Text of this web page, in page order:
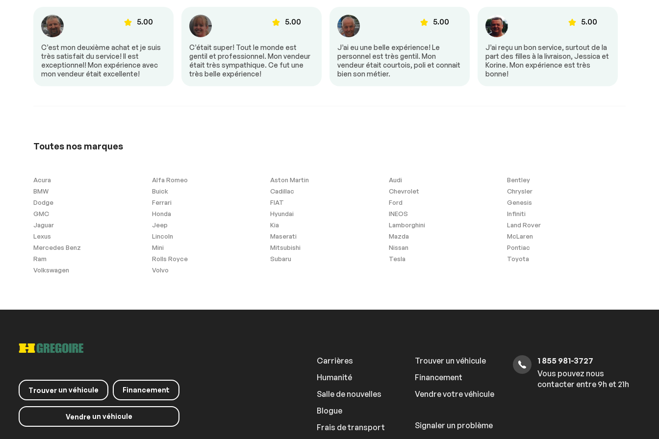
Siège à mémoire
Vitres à commande
électrique
Volant ajustable
Volant en cuir
Sécurité
Vitres et essuie-glace
5.00
C’est mon deuxième achat et je suis
très satisfait du service! Il est
exceptionnel! Mon expérience avec
mon vendeur était excellente!
5.00
C’était super! Tout le monde est
gentil et professionnel. Mon vendeur
était très sympathique. Ce fut une
très belle expérience!
5.00
J’ai eu une belle expérience! Le
personnel est très gentil. Mon
vendeur était courtois, poli et connait
bien son métier.
5.00
J’ai reçu un bon service, surtout de la
part des filles à la livraison, Jessica et
Korine. Mon expérience est très
bonne!
Toutes nos marques
Acura Alfa Romeo Aston Martin Audi
Bentley
BMW
Buick Cadillac Chevrolet
Chrysler
Dodge
Ferrari FIAT Ford
Genesis
GMC
Honda Hyundai INEOS
Infiniti
Jaguar
Jeep Kia Lamborghini
Land Rover
Lexus
Lincoln Maserati Mazda
McLaren
Mercedes Benz
Mini Mitsubishi Nissan
Pontiac
Ram
Rolls Royce Subaru Tesla
Toyota
Volkswagen
Volvo
Trouver un véhicule Financement
Vendre un véhicule
Carrières
Humanité
Salle de nouvelles
Blogue
Frais de transport
Trouver un véhicule
Financement
Vendre votre véhicule
Signaler un problème
1 855 981-3727
Vous pouvez nous
contacter entre 9h et 21h